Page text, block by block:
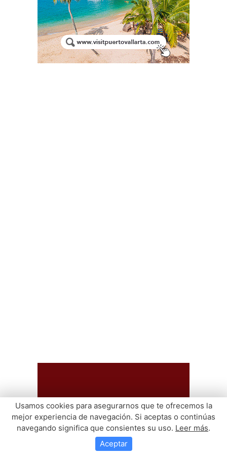
Usamos cookies para asegurarnos que te ofrecemos la
mejor experiencia de navegación. Si aceptas o continúas
navegando significa que consientes su uso. Leer más.
Aceptar